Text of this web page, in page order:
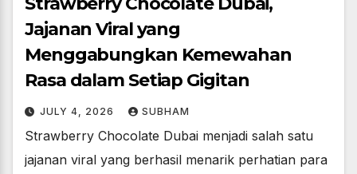
Jajanan Viral yang
Menggabungkan Kemewahan
Rasa dalam Setiap Gigitan
JULY 4, 2026 SUBHAM
Strawberry Chocolate Dubai menjadi salah satu
jajanan viral yang berhasil menarik perhatian para